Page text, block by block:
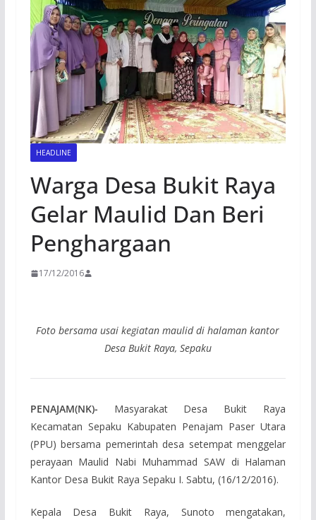
HEADLINE
Warga Desa Bukit Raya
Gelar Maulid Dan Beri
Penghargaan
17/12/2016
Foto bersama usai kegiatan maulid di halaman kantor
Desa Bukit Raya, Sepaku
PENAJAM(NK)- Masyarakat Desa Bukit Raya
Kecamatan Sepaku Kabupaten Penajam Paser Utara
(PPU) bersama pemerintah desa setempat menggelar
perayaan Maulid Nabi Muhammad SAW di Halaman
Kantor Desa Bukit Raya Sepaku I. Sabtu, (16/12/2016).
Kepala Desa Bukit Raya, Sunoto mengatakan,